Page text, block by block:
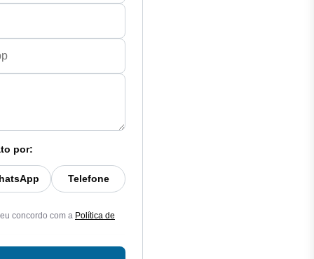
por:
Telefone
concordo com a Política de